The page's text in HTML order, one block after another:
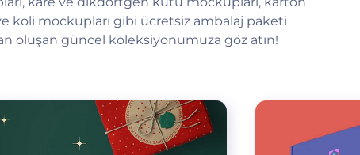
koli mockupları gibi ücretsiz ambalaj paketi
oluşan güncel koleksiyonumuza göz atın!